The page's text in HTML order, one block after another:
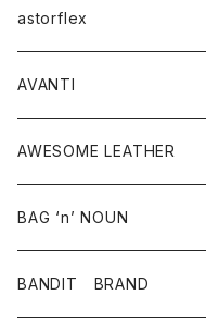
スカート
バッグ
シューズ
アクセサリー
その他雑貨
コート
ジャケット
トップス
ベスト
シャツ
ワンピース
ボトム
スカート
パンツ
グッズ
靴
アクセサリー
ウォレット
バッグ
astorflex
グッズ
靴
AVANTI
シャツ
AWESOME LEATHER
アウター
革ジャケット
BAG ‘n’ NOUN
アクセサリー
BANDIT BRAND